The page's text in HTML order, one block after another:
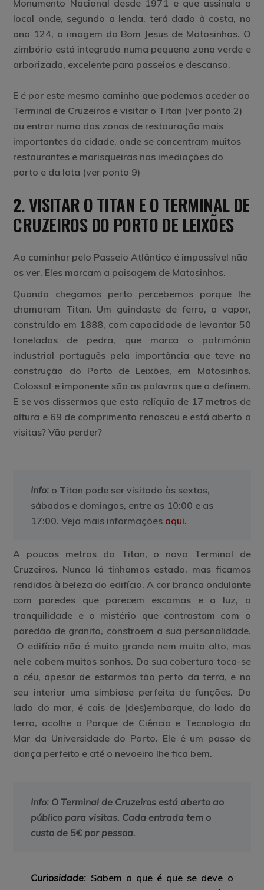
Monumento Nacional desde 1971 e que assinala o
local onde, segundo a lenda, terá dado à costa, no
ano 124, a imagem do Bom Jesus de Matosinhos. O
zimbório está integrado numa pequena zona verde e
arborizada, excelente para passeios e descanso.
E é por este mesmo caminho que podemos aceder ao
Terminal de Cruzeiros e visitar o Titan (ver ponto 2)
ou entrar numa das zonas de restauração mais
importantes da cidade, onde se concentram muitos
restaurantes e marisqueiras nas imediações do
porto e da lota (ver ponto 9)
2. VISITAR O TITAN E O TERMINAL DE
CRUZEIROS DO PORTO DE LEIXÕES
Ao caminhar pelo Passeio Atlântico é impossível não
os ver. Eles marcam a paisagem de Matosinhos.
Quando chegamos perto percebemos porque lhe
chamaram Titan. Um guindaste de ferro, a vapor,
construído em 1888, com capacidade de levantar 50
toneladas de pedra, que marca o património
industrial português pela importância que teve na
construção do Porto de Leixões, em Matosinhos.
Colossal e imponente são as palavras que o definem.
E se vos dissermos que esta relíquia de 17 metros de
altura e 69 de comprimento renasceu e está aberto a
visitas? Vão perder?
Info: o Titan pode ser visitado às sextas,
sábados e domingos, entre as 10:00 e as
17:00. Veja mais informações aqui.
A poucos metros do Titan, o novo Terminal de
Cruzeiros. Nunca lá tínhamos estado, mas ficamos
rendidos à beleza do edifício. A cor branca ondulante
com paredes que parecem escamas e a luz, a
tranquilidade e o mistério que contrastam com o
paredão de granito, constroem a sua personalidade.
O edifício não é muito grande nem muito alto, mas
nele cabem muitos sonhos. Da sua cobertura toca-se
o céu, apesar de estarmos tão perto da terra, e no
seu interior uma simbiose perfeita de funções. Do
lado do mar, é cais de (des)embarque, do lado da
terra, acolhe o Parque de Ciência e Tecnologia do
Mar da Universidade do Porto. Ele é um passo de
dança perfeito e até o nevoeiro lhe fica bem.
Info: O Terminal de Cruzeiros está aberto ao
público para visitas. Cada entrada tem o
custo de 5€ por pessoa.
Curiosidade: Sabem a que é que se deve o